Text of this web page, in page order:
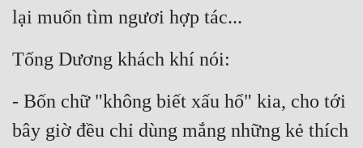
lại muốn tìm ngươi hợp tác...
Tống Dương khách khí nói:
- Bốn chữ "không biết xấu hổ" kia, cho tới
bây giờ đều chỉ dùng mắng những kẻ thích